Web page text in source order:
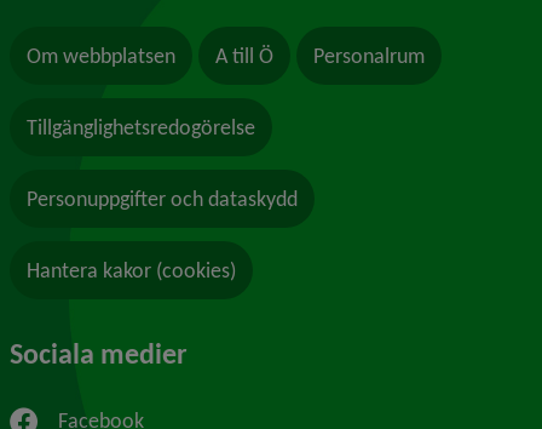
Om webbplatsen A till Ö Personalrum
Tillgänglighetsredogörelse
Personuppgifter och dataskydd
Hantera kakor (cookies)
Sociala medier
Facebook